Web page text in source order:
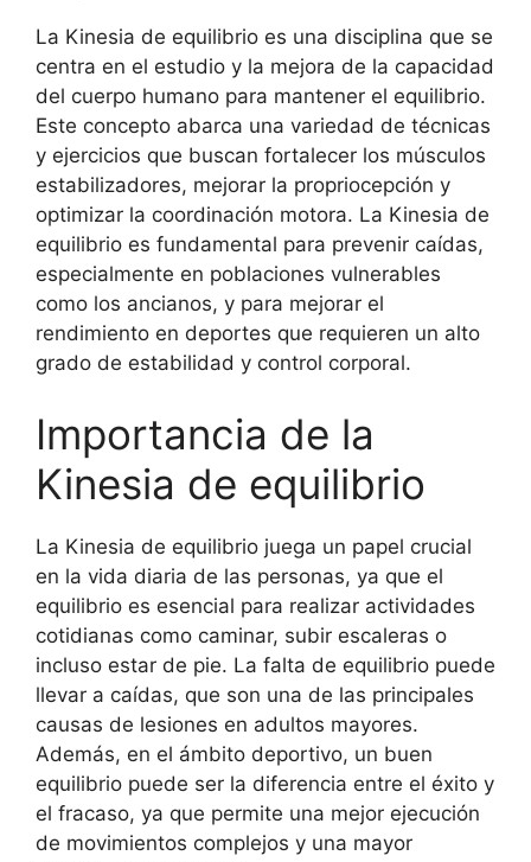
La Kinesia de equilibrio es una disciplina que se
centra en el estudio y la mejora de la capacidad
del cuerpo humano para mantener el equilibrio.
Este concepto abarca una variedad de técnicas
y ejercicios que buscan fortalecer los músculos
estabilizadores, mejorar la propriocepción y
optimizar la coordinación motora. La Kinesia de
equilibrio es fundamental para prevenir caídas,
especialmente en poblaciones vulnerables
como los ancianos, y para mejorar el
rendimiento en deportes que requieren un alto
grado de estabilidad y control corporal.
Importancia de la
Kinesia de equilibrio
La Kinesia de equilibrio juega un papel crucial
en la vida diaria de las personas, ya que el
equilibrio es esencial para realizar actividades
cotidianas como caminar, subir escaleras o
incluso estar de pie. La falta de equilibrio puede
llevar a caídas, que son una de las principales
causas de lesiones en adultos mayores.
Además, en el ámbito deportivo, un buen
equilibrio puede ser la diferencia entre el éxito y
el fracaso, ya que permite una mejor ejecución
de movimientos complejos y una mayor